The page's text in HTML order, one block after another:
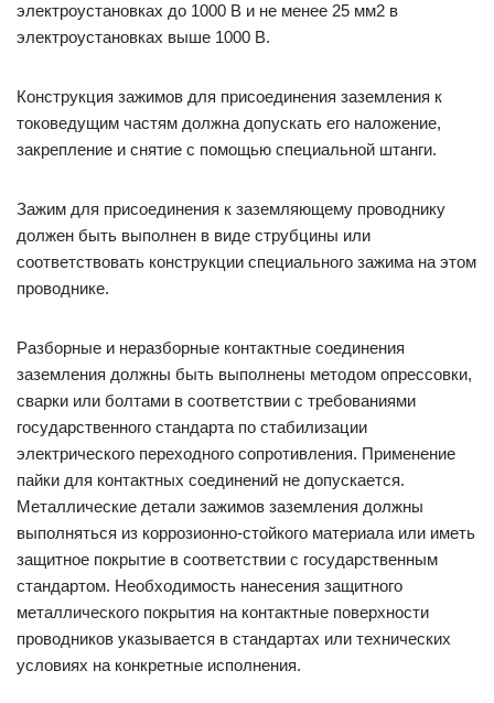
электроустановках до 1000 В и не менее 25 мм2 в
электроустановках выше 1000 В.
Конструкция зажимов для присоединения заземления к
токоведущим частям должна допускать его наложение,
закрепление и снятие с помощью специальной штанги.
Зажим для присоединения к заземляющему проводнику
должен быть выполнен в виде струбцины или
соответствовать конструкции специального зажима на этом
проводнике.
Разборные и неразборные контактные соединения
заземления должны быть выполнены методом опрессовки,
сварки или болтами в соответствии с требованиями
государственного стандарта по стабилизации
электрического переходного сопротивления. Применение
пайки для контактных соединений не допускается.
Металлические детали зажимов заземления должны
выполняться из коррозионно-стойкого материала или иметь
защитное покрытие в соответствии с государственным
стандартом. Необходимость нанесения защитного
металлического покрытия на контактные поверхности
проводников указывается в стандартах или технических
условиях на конкретные исполнения.